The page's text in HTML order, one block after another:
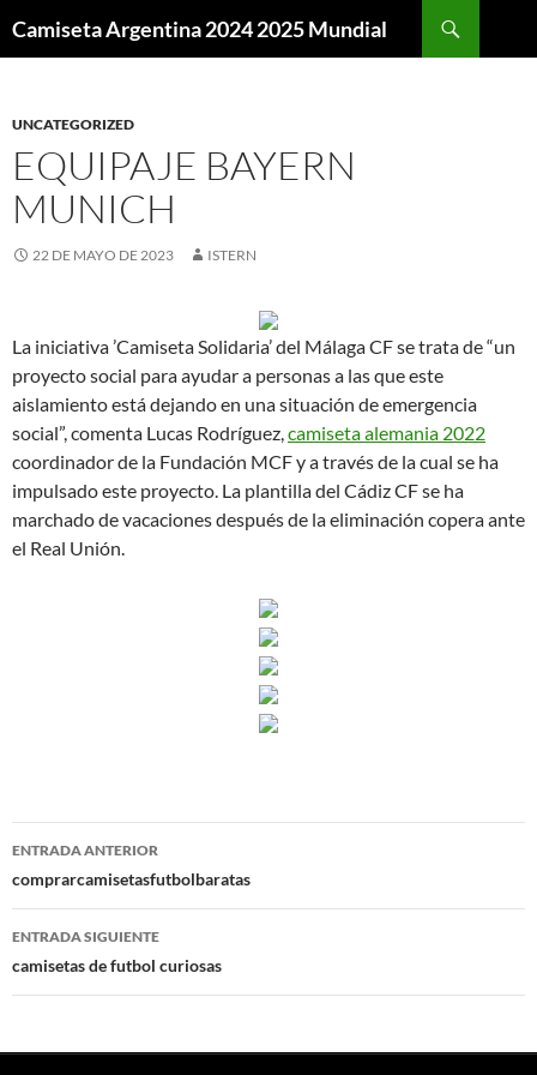
Camiseta Argentina 2024 2025 Mundial
UNCATEGORIZED
EQUIPAJE BAYERN
MUNICH
22 DE MAYO DE 2023 ISTERN
La iniciativa ’Camiseta Solidaria’ del Málaga CF se trata de “un
proyecto social para ayudar a personas a las que este
aislamiento está dejando en una situación de emergencia
social”, comenta Lucas Rodríguez,camiseta alemania 2022
coordinador de la Fundación MCF y a través de la cual se ha
impulsado este proyecto. La plantilla del Cádiz CF se ha
marchado de vacaciones después de la eliminación copera ante
el Real Unión.
Navegación
de
entradas
ENTRADA ANTERIOR
comprarcamisetasfutbolbaratas
ENTRADA SIGUIENTE
camisetas de futbol curiosas